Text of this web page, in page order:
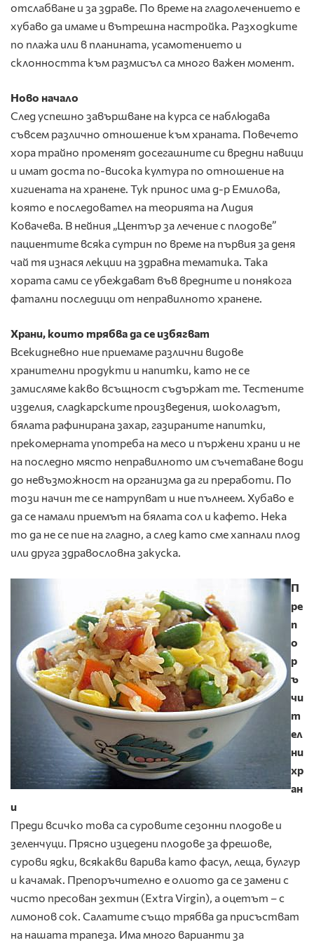
отслабване и за здраве. По време на гладолечението е
хубаво да имаме и вътрешна настройка. Разходките
по плажа или в планината, усамотението и
склонността към размисъл са много важен момент.
Ново начало
След успешно завършване на курса се наблюдава
съвсем различно отношение към храната. Повечето
хора трайно променят досегашните си вредни навици
и имат доста по-висока култура по отношение на
хигиената на хранене. Тук принос има д-р Емилова,
която е последовател на теорията на Лидия
Ковачева. В нейния „Център за лечение с плодове”
пациентите всяка сутрин по време на първия за деня
чай тя изнася лекции на здравна тематика. Така
хората сами се убеждават във вредните и понякога
фатални последици от неправилното хранене.
Храни, които трябва да се избягват
Всекидневно ние приемаме различни видове
хранителни продукти и напитки, като не се
замисляме какво всъщност съдържат те. Тестените
изделия, сладкарските произведения, шоколадът,
бялата рафинирана захар, газираните напитки,
прекомерната употреба на месо и пържени храни и не
на последно място неправилното им съчетаване води
до невъзможност на организма да ги преработи. По
този начин те се натрупват и ние пълнеем. Хубаво е
да се намали приемът на бялата сол и кафето. Нека
то да не се пие на гладно, а след като сме хапнали плод
или друга здравословна закуска.
П
ре
п
о
р
ъ
чи
т
ел
ни
хр
ан
и
Преди всичко това са суровите сезонни плодове и
зеленчуци. Прясно изцедени плодове за фрешове,
сурови ядки, всякакви варива като фасул, леща, булгур
и качамак. Препоръчително е олиото да се замени с
чисто пресован зехтин (Extra Virgin), а оцетът – с
лимонов сок. Салатите също трябва да присъстват
на нашата трапеза. Има много варианти за